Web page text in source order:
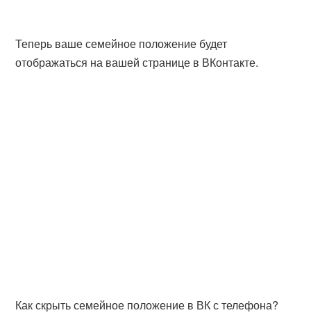
Теперь ваше семейное положение будет
отображаться на вашей странице в ВКонтакте.
Как скрыть семейное положение в ВК с телефона?